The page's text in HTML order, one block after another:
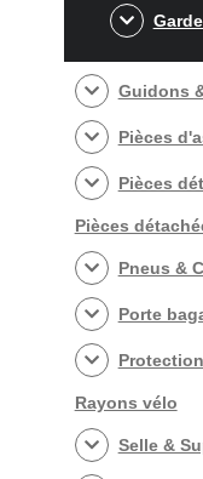
Guidons
Pièces
Pièces
Pièces
Pneus &
Porte
Rayons vélo
Selle &